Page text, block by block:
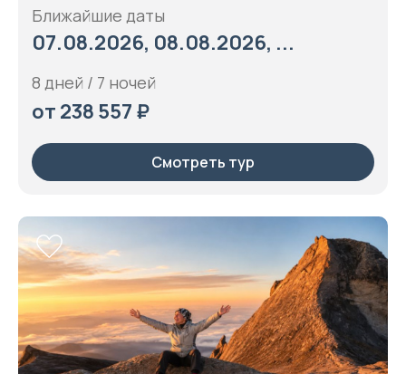
Ближайшие даты
07.08.2026, 08.08.2026, ...
8 дней / 7 ночей
от 238 557 ₽
Смотреть тур